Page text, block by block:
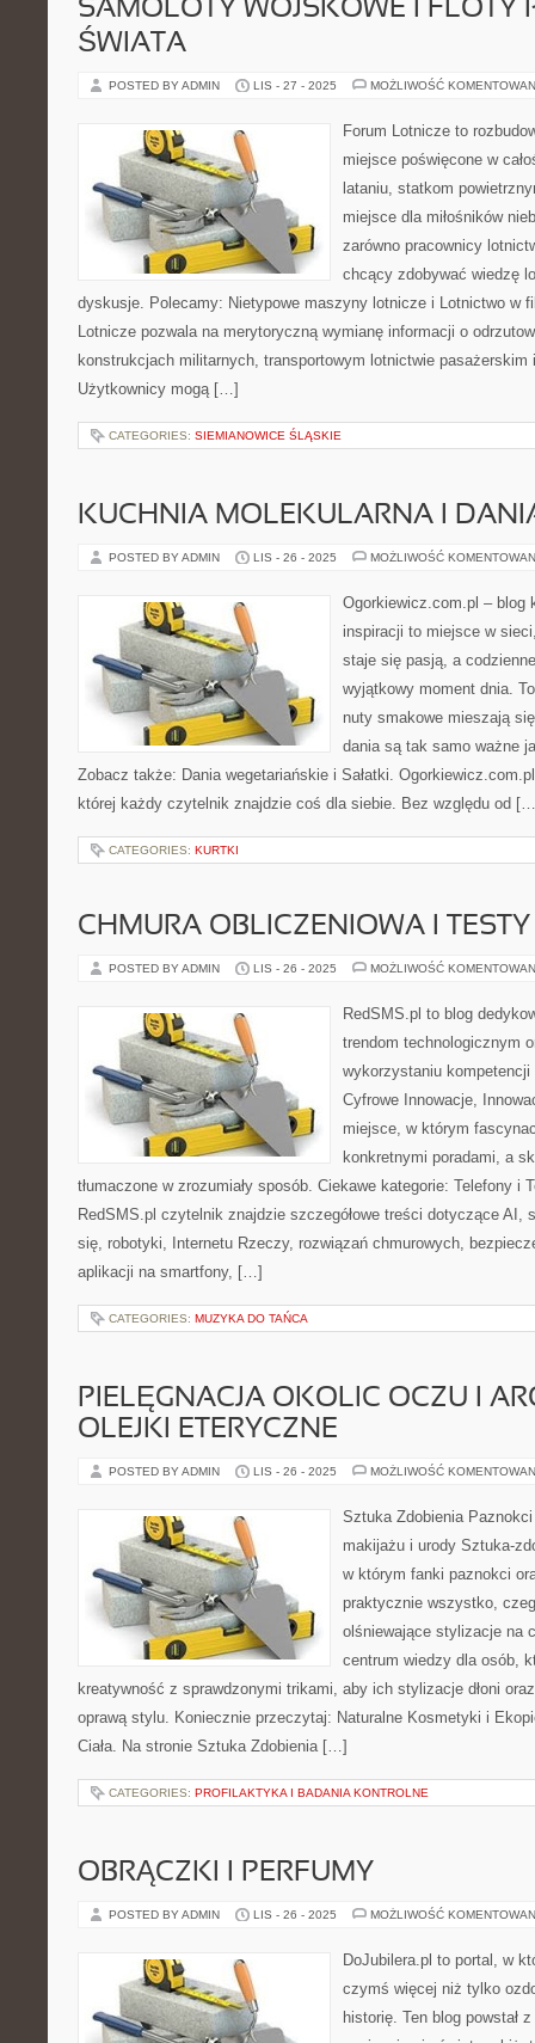
SAMOLOTY WOJSKOWE I FLOTY
ŚWIATA
POSTED BY ADMIN LIS - 27 - 2025 MOŻLIWOŚĆ
Forum Lotnicze to
miejsce poświęcone w
lataniu, statkom
miejsce dla miłośników
zarówno pracownicy
chcący zdobywać wiedzę
dyskusje. Polecamy: Nietypowe maszyny lotnicze i Lotnictwo w
Lotnicze pozwala na merytoryczną wymianę informacji o
konstrukcjach militarnych, transportowym lotnictwie pasażerskim
Użytkownicy mogą […]
CATEGORIES: SIEMIANOWICE ŚLĄSKIE
KUCHNIA MOLEKULARNA I
POSTED BY ADMIN LIS - 26 - 2025 MOŻLIWOŚĆ
Ogorkiewicz.com.pl – blog
inspiracji to miejsce w
staje się pasją, a
wyjątkowy moment dnia.
nuty smakowe mieszają
dania są tak samo ważne
Zobacz także: Dania wegetariańskie i Sałatki.
której każdy czytelnik znajdzie coś dla siebie. Bez względu od
CATEGORIES: KURTKI
CHMURA OBLICZENIOWA I TESTY
POSTED BY ADMIN LIS - 26 - 2025 MOŻLIWOŚĆ
RedSMS.pl to blog
trendom technologicznym
wykorzystaniu
Cyfrowe Innowacje,
miejsce, w którym
konkretnymi poradami, a
tłumaczone w zrozumiały sposób. Ciekawe kategorie: Telefony i
RedSMS.pl czytelnik znajdzie szczegółowe treści dotyczące AI,
się, robotyki, Internetu Rzeczy, rozwiązań chmurowych,
aplikacji na smartfony, […]
CATEGORIES: MUZYKA DO TAŃCA
PIELĘGNACJA OKOLIC OCZU I
OLEJKI ETERYCZNE
POSTED BY ADMIN LIS - 26 - 2025 MOŻLIWOŚĆ
Sztuka Zdobienia
makijażu i urody Sztuka-
w którym fanki paznokci
praktycznie wszystko,
olśniewające stylizacje na
centrum wiedzy dla osób,
kreatywność z sprawdzonymi trikami, aby ich stylizacje dłoni
oprawą stylu. Koniecznie przeczytaj: Naturalne Kosmetyki i
Ciała. Na stronie Sztuka Zdobienia […]
CATEGORIES: PROFILAKTYKA I BADANIA KONTROLNE
OBRĄCZKI I PERFUMY
POSTED BY ADMIN LIS - 26 - 2025 MOŻLIWOŚĆ
DoJubilera.pl to portal, w
czymś więcej niż tylko
historię. Ten blog powstał